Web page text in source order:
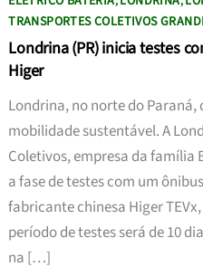
TRANSPORTES COLETIVOS
Londrina (PR) inicia testes
Higer
Londrina, no norte do Paraná,
mobilidade sustentável. A
Coletivos, empresa da
a fase de testes com um
fabricante chinesa Higer
período de testes será de 10
na […]